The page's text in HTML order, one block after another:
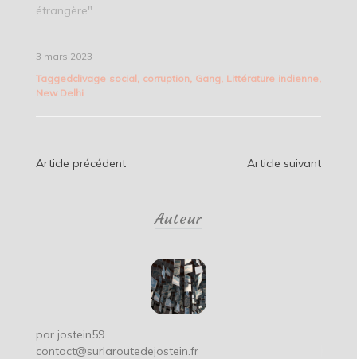
étrangère"
3 mars 2023
Taggedclivage social, corruption, Gang Littérature indienne
New Delhi
Navigation
Article précédent Article suivant
Auteur
par jostein59
contact@surlaroutedejostein.fr